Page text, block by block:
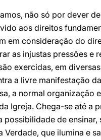
não só por dever
aos direitos
em consideração do
as injustas pressões e
exercidas, em
a livre manifestação
a normal organização
Igreja. Chega-se até a
possibilidade de ensinar,
Verdade, que ilumina e